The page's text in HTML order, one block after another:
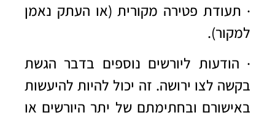
· תעודת פטירה מקורית (או העתק נאמן
למקור).
· הודעות ליורשים נוספים בדבר הגשת
בקשה לצו ירושה. זה יכול להיות להיעשות
באישורם ובחתימתם של יתר היורשים או